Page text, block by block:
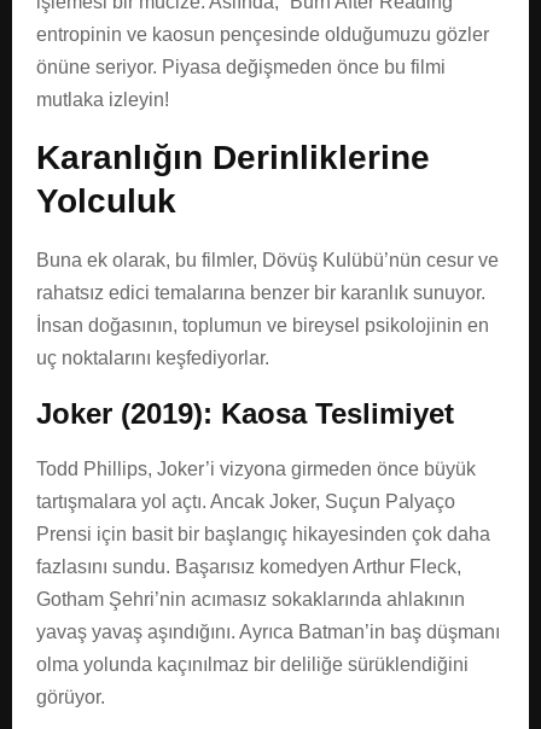
entropinin ve kaosun pençesinde olduğumuzu gözler
önüne seriyor. Piyasa değişmeden önce bu filmi
mutlaka izleyin!
Karanlığın Derinliklerine
Yolculuk
Buna ek olarak, bu filmler, Dövüş Kulübü’nün cesur ve
rahatsız edici temalarına benzer bir karanlık sunuyor.
İnsan doğasının, toplumun ve bireysel psikolojinin en
uç noktalarını keşfediyorlar.
Joker (2019): Kaosa Teslimiyet
Todd Phillips, Joker’i vizyona girmeden önce büyük
tartışmalara yol açtı. Ancak Joker, Suçun Palyaço
Prensi için basit bir başlangıç hikayesinden çok daha
fazlasını sundu. Başarısız komedyen Arthur Fleck,
Gotham Şehri’nin acımasız sokaklarında ahlakının
yavaş yavaş aşındığını. Ayrıca Batman’in baş düşmanı
olma yolunda kaçınılmaz bir deliliğe sürüklendiğini
görüyor.